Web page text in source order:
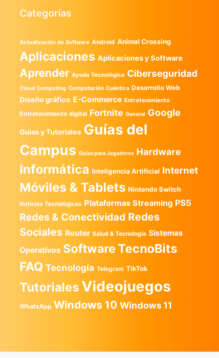
Categorías
Actualización de Software Android Animal Crossing
Aplicaciones Aplicaciones y Software
Aprender Ayuda Tecnológica Ciberseguridad
Cloud Computing Computación Cuántica Desarrollo Web
Diseño gráfico E-Commerce Entretenimiento
Entretenimiento digital Fortnite General Google
Guias y Tutoriales Guías del
Campus Guías para Jugadores Hardware
Informática Inteligencia Artificial Internet
Móviles & Tablets Nintendo Switch
Noticias Tecnológicas Plataformas Streaming PS5
Redes & Conectividad Redes
Sociales Router Salud & Tecnología Sistemas
Operativos SoftwareTecnoBits
FAQ Tecnología Telegram TikTok
Tutoriales Videojuegos
WhatsApp Windows 10 Windows 11